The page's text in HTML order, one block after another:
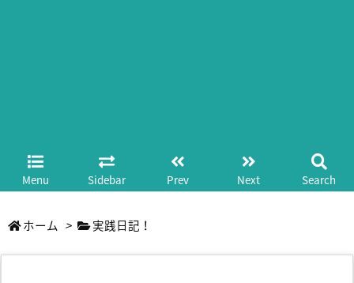
Menu Sidebar Prev Next Search
ホーム > 実践日記！